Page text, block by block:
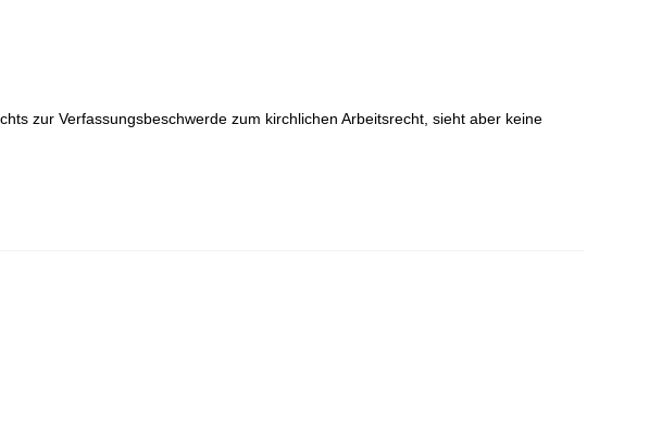
zur Verfassungsbeschwerde zum kirchlichen Arbeitsrecht, sieht aber keine